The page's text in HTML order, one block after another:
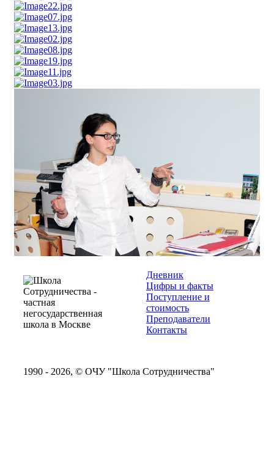
Дневник
Цифры и факты
Поступление и
стоимость
Преподаватели
Контакты
1990 - 2026, © ОЧУ "Школа Сотрудничества"